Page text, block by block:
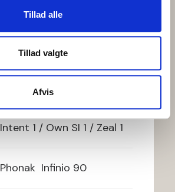
Tillad alle
Tillad valgte
Afvis
24.995,-
Intent 1 / Own SI 1 / Zeal 1
Phonak Infinio 90